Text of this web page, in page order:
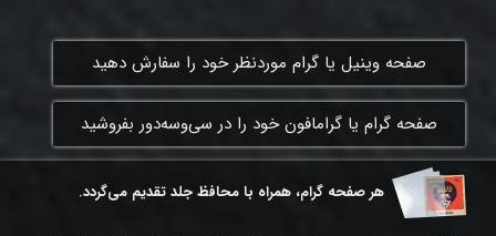
​صفحه وینیل یا گرام موردنظر خود را سفارش دهید
​صفحه گرام یا گرامافون خود را در سی‌وسه‌دور بفروشید
هر ​صفحه گرام، همراه با محافظ جلد تقدیم می‌گردد.